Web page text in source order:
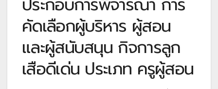
คัดเลือกผู้บริหาร ผู้สอน
และผู้สนับสนุน กิจการลูก
เสือดีเด่น ประเภท ครูผู้สอน